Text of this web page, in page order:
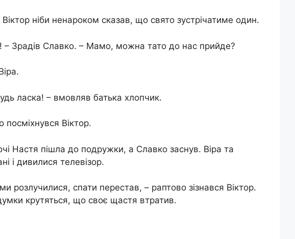
ніби ненароком сказав, що свято зустрічатиме один.
– Зрадів Славко. – Мамо, можна тато до нас прийде?
ласка! – вмовляв батька хлопчик.
посміхнувся Віктор.
Настя пішла до подружки, а Славко заснув. Віра та
і дивилися телевізор.
розлучилися, спати перестав, – раптово зізнався Віктор.
крутяться, що своє щастя втратив.